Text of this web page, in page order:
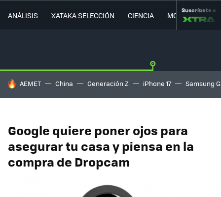
ANÁLISIS XATAKA SELECCIÓN CIENCIA MOVILIDAD
Suscríbete a
HOY SE HABLA DE
AEMET China Generación Z iPhone 17 Samsung
Google quiere poner ojos para
asegurar tu casa y piensa en la
compra de Dropcam